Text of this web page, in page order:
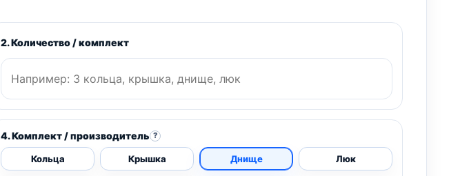
2. Количество / комплект
4. Комплект / производитель ?
Кольца Крышка Днище Люк